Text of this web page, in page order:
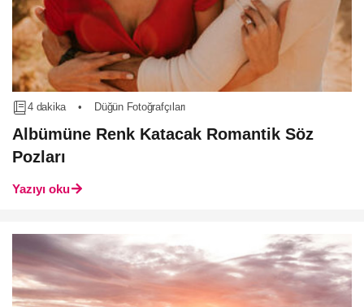
4 dakika • Düğün Fotoğrafçıları
Albümüne Renk Katacak Romantik Söz
Pozları
Yazıyı oku